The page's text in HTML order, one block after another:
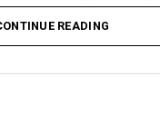
birlikte:
READING